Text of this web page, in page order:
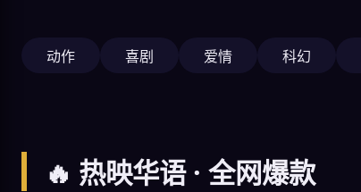
动作 喜剧 爱情 科幻
🔥 热映华语 · 全网爆款